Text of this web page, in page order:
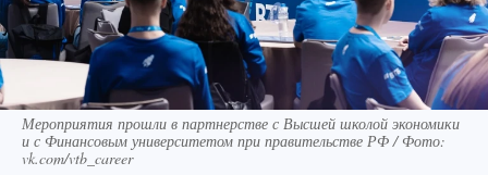
Мероприятия прошли в партнерстве с Высшей школой экономики
и с Финансовым университетом при правительстве РФ / Фото:
vk.com/vtb_career